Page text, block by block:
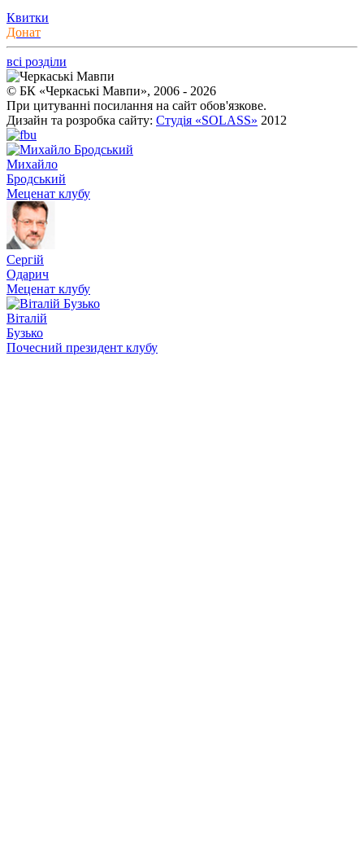
Квитки
Донат
всі розділи
© БК «Черкаські Мавпи», 2006 - 2026
При цитуванні посилання на сайт обов'язкове.
Дизайн та розробка сайту: Студія «SOLASS» 2012
Михайло
Бродський
Меценат клубу
Сергій
Одарич
Меценат клубу
Віталій
Бузько
Почесний президент клубу